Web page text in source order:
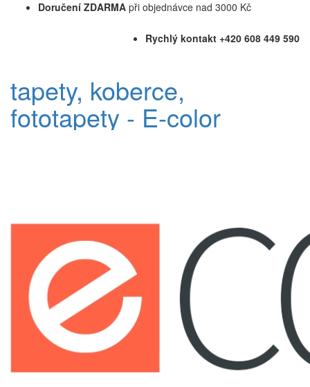
Doručení ZDARMA při objednávce nad 3000 Kč
Rychlý kontakt +420 608 449 590
tapety, koberce,
fototapety - E-color